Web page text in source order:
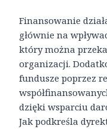
Finansowanie
głównie na
który można
organizacji.
fundusze poprzez
dzięki wsparciu
Jak podkreśla